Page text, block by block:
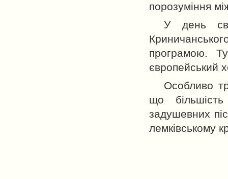
порозуміння
У день
програмою.
європейський
Особливо
що
задушевних
лемківському